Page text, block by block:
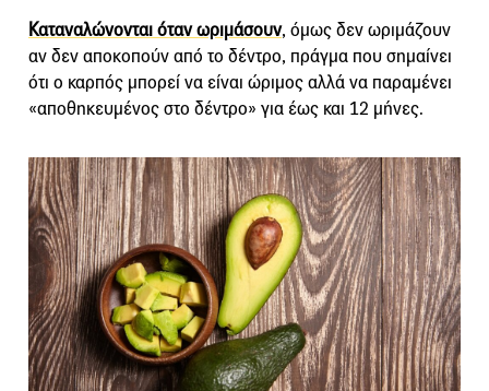
Καταναλώνονται όταν ωριμάσουν, όμως δεν ωριμάζουν
αν δεν αποκοπούν από το δέντρο, πράγμα που σημαίνει
ότι ο καρπός μπορεί να είναι ώριμος αλλά να παραμένει
«αποθηκευμένος στο δέντρο» για έως και 12 μήνες.